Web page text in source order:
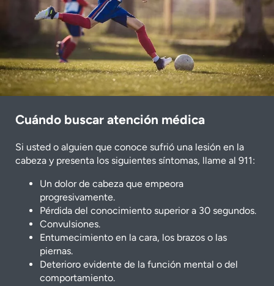
Cuándo buscar atención médica
Si usted o alguien que conoce sufrió una lesión en la
cabeza y presenta los siguientes síntomas, llame al 911:
Un dolor de cabeza que empeora
progresivamente.
Pérdida del conocimiento superior a 30 segundos.
Convulsiones.
Entumecimiento en la cara, los brazos o las
piernas.
Deterioro evidente de la función mental o del
comportamiento.